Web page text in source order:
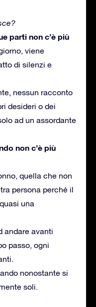
parti non c’è più
viene
di silenzi e
nessun racconto
desideri o dei
ad un assordante
non c’è più
quella che non
persona perché il
una
andare avanti
passo, ogni
nonostante si
soli.